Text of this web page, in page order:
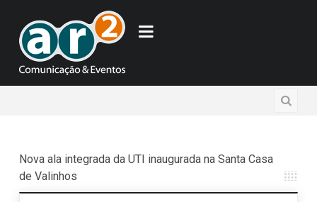
Nova ala integrada da UTI inaugurada na Santa Casa
de Valinhos